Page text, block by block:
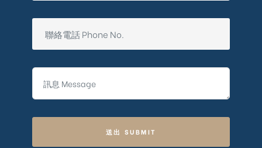
送出 SUBMIT